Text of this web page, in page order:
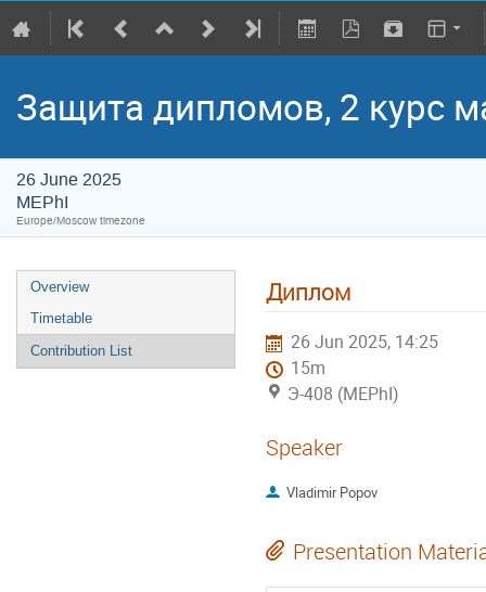
Защита дипломов, 2 курс
26 June 2025
MEPhI
Europe/Moscow timezone
Overview
Timetable
Contribution List
Диплом
26 Jun 2025, 14:25
15m
Э-408 (MEPhI)
Speaker
Vladimir Popov
Presentation